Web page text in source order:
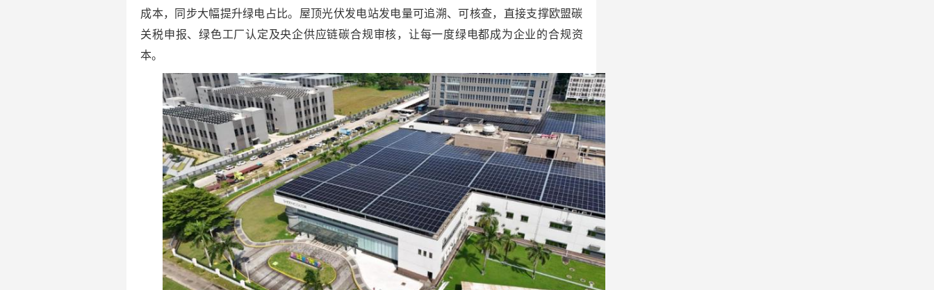
成本，同步大幅提升绿电占比。屋顶光伏发电站发电量可追溯、可核查，直接支撑欧盟碳
关税申报、绿色工厂认定及央企供应链碳合规审核，让每一度绿电都成为企业的合规资
本。